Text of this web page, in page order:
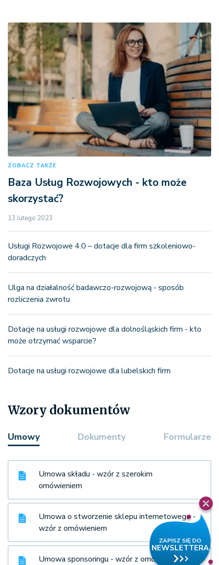
ZOBACZ TAKŻE
Baza Usług Rozwojowych - kto może
skorzystać?
13 lutego 2023
Usługi Rozwojowe 4.0 – dotacje dla firm szkoleniowo-
doradczych
Ulga na działalność badawczo-rozwojową - sposób
rozliczenia zwrotu
Dotacje na usługi rozwojowe dla dolnośląskich firm - kto
może otrzymać wsparcie?
Dotacje na usługi rozwojowe dla lubelskich firm
Wzory dokumentów
Umowy Dokumenty Formularze
Umowa składu - wzór z szerokim
omówieniem
Umowa o stworzenie sklepu internetowego -
wzór z omówieniem
Umowa sponsoringu - wzór z omówieniem